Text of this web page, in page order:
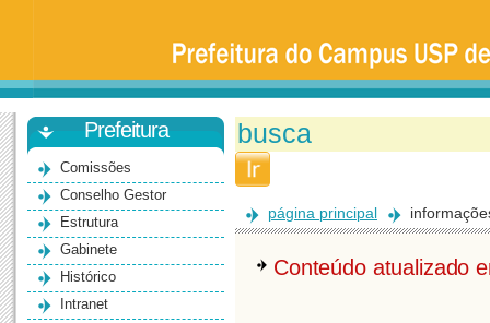
Universidade
São
Paulo
-
BauruPrefeitura
Comissões
Conselho Gestor
Estrutura
Gabinete
Histórico
Intranet
página principal
Conteúdo atualizado